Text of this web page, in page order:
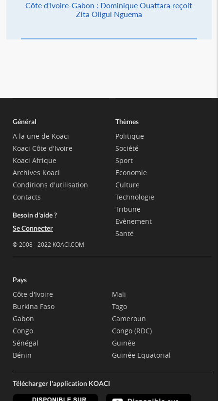
Côte d'Ivoire-Gabon : Dominique Ouattara reçoit
Zita Oligui Nguema
Général
A la une de Koaci
Koaci Côte d'Ivoire
Koaci Afrique
Archives Koaci
Conditions d'utilisation
Contacts
Besoin d'aide ?
Se Connecter
© 2008 - 2022 KOACI.COM
Thèmes
Politique
Société
Sport
Economie
Culture
Technologie
Tribune
Evènement
Santé
Pays
Côte d'Ivoire
Burkina Faso
Gabon
Congo
Sénégal
Bénin
Mali
Togo
Cameroun
Congo (RDC)
Guinée
Guinée Equatorial
Télécharger l'application KOACI